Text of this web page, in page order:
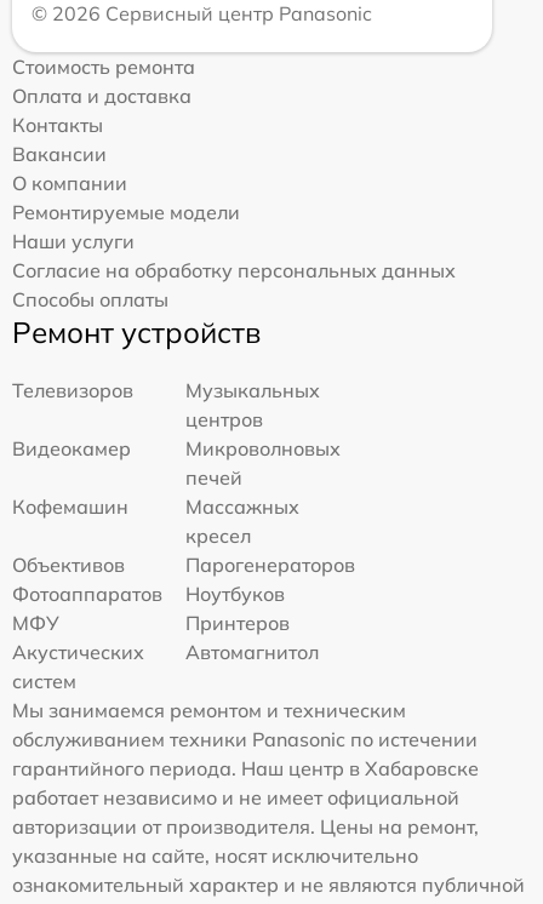
© 2026 Сервисный центр Panasonic
Стоимость ремонта
Оплата и доставка
Контакты
Вакансии
О компании
Ремонтируемые модели
Наши услуги
Согласие на обработку персональных данных
Способы оплаты
Ремонт устройств
Телевизоров
Музыкальных
центров
Видеокамер
Микроволновых
печей
Кофемашин
Массажных
кресел
Объективов
Парогенераторов
Фотоаппаратов
Ноутбуков
МФУ
Принтеров
Акустических
систем
Автомагнитол
Мы занимаемся ремонтом и техническим
обслуживанием техники Panasonic по истечении
гарантийного периода. Наш центр в Хабаровске
работает независимо и не имеет официальной
авторизации от производителя. Цены на ремонт,
указанные на сайте, носят исключительно
ознакомительный характер и не являются публичной